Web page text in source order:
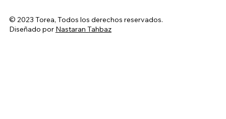
© 2023 Torea, Todos los derechos reservados.
Diseñado por Nastaran Tahbaz